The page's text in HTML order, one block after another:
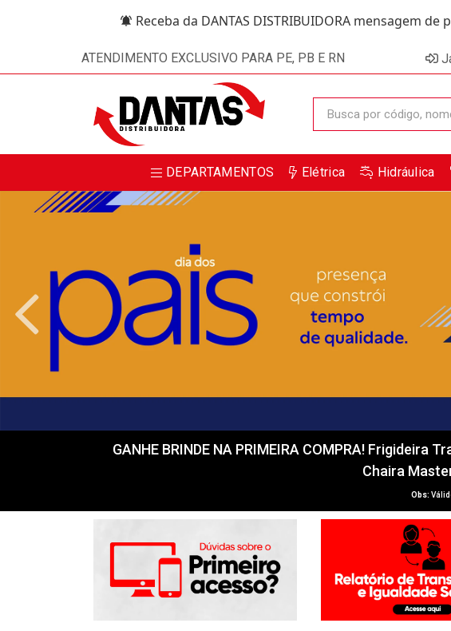
Receba da DANTAS DISTRIBUIDORA mensagem
ATENDIMENTO EXCLUSIVO PARA PE, PB E RN
DEPARTAMENTOS Elétrica Hidráulica
GANHE BRINDE NA PRIMEIRA COMPRA!
Chaira
Obs: